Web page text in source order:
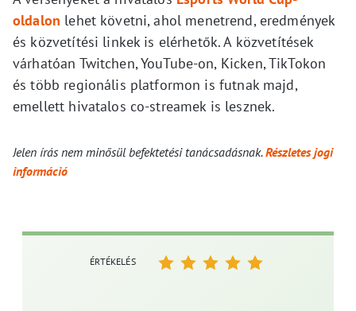
oldalon lehet követni, ahol menetrend, eredmények
és közvetítési linkek is elérhetők. A közvetítések
várhatóan Twitchen, YouTube-on, Kicken, TikTokon
és több regionális platformon is futnak majd,
emellett hivatalos co-streamek is lesznek.
Jelen írás nem minősül befektetési tanácsadásnak.Részletes jogi
információ
ÉRTÉKELÉS